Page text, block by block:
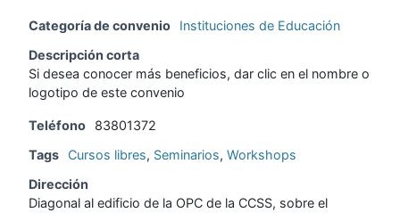
Categoría de convenio
Instituciones de Educación
Descripción corta
Si desea conocer más beneficios, dar clic en el nombre o
logotipo de este convenio
Teléfono
83801372
Tags Cursos libres, Seminarios, Workshops
Dirección
Diagonal al edificio de la OPC de la CCSS, sobre el